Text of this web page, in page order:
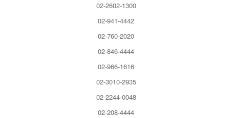
02-2602-1300
02-941-4442
02-760-2020
02-846-4444
02-966-1616
02-3010-2935
02-2244-0048
02-208-4444